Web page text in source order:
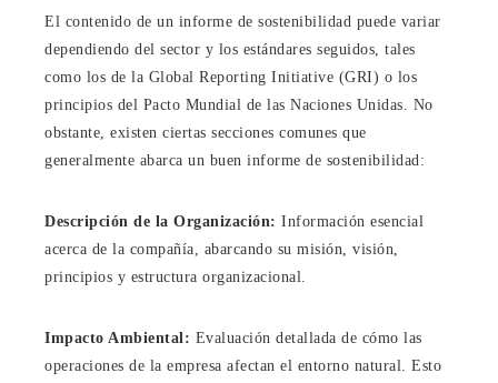
El contenido de un informe de sostenibilidad puede variar
dependiendo del sector y los estándares seguidos, tales
como los de la Global Reporting Initiative (GRI) o los
principios del Pacto Mundial de las Naciones Unidas. No
obstante, existen ciertas secciones comunes que
generalmente abarca un buen informe de sostenibilidad:
Descripción de la Organización: Información esencial
acerca de la compañía, abarcando su misión, visión,
principios y estructura organizacional.
Impacto Ambiental: Evaluación detallada de cómo las
operaciones de la empresa afectan el entorno natural. Esto